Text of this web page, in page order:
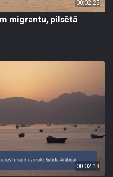
00:02:25
migrantu, pilsētā
00:02:18